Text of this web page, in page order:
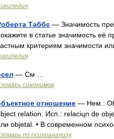
Таббс — Значимость
в статье значимость её
критериям значимости
— См …
синонимов
отношение — Нем.:
relation. Исп.: relaciцn de
objetal. • В современном
по психоанализу